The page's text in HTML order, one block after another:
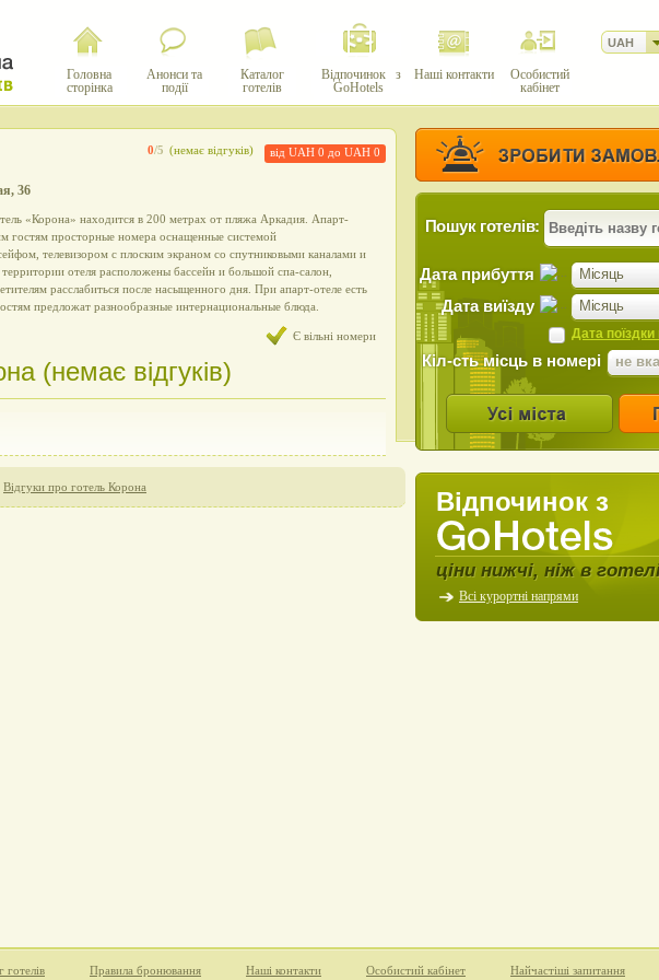
Головна
сторінка
Анонси та
події
Каталог
готелів
Відпочинок з
GoHotels
Наші контакти
Особистий
кабінет
UAH
0/5 (немає відгуків) від UAH 0 до UAH 0
36
«Корона» находится в 200 метрах от пляжа Аркадия. Апарт-
гостям просторные номера оснащенные системой
телевизором с плоским экраном со спутниковыми каналами и
отеля расположены бассейн и большой спа-салон,
расслабиться после насыщенного дня. При апарт-отеле есть
предложат разнообразные интернациональные блюда.
Є вільні номери
(немає відгуків)
Відгуки про готель Корона
Пошук готелів:
Місяць
Дата прибуття
Місяць
Дата виїзду
Дата
Кіл-сть місць в номері не
Відпочинок з
ціни нижчі, ніж в
Всі курортні напрями
готелів Правила бронювання Наші контакти Особистий кабінет Найчастіші запитання